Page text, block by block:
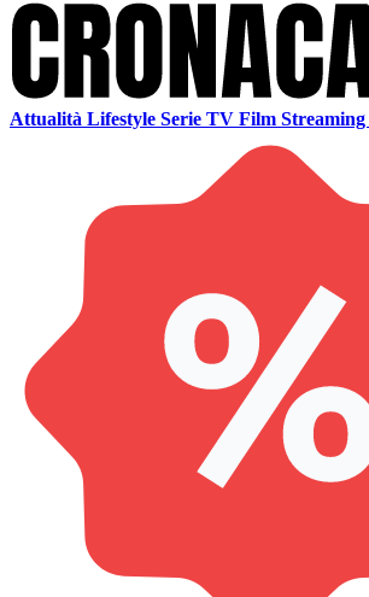
Attualità Lifestyle Serie TV Film Streaming